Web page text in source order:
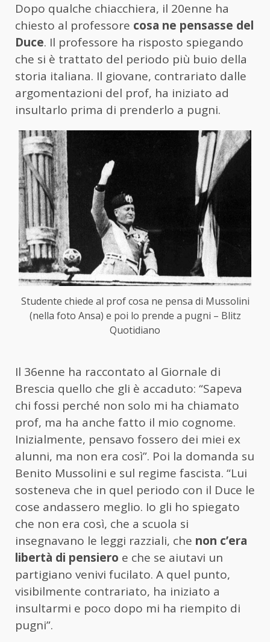
Dopo qualche chiacchiera, il 20enne ha
chiesto al professore cosa ne pensasse del
Duce. Il professore ha risposto spiegando
che si è trattato del periodo più buio della
storia italiana. Il giovane, contrariato dalle
argomentazioni del prof, ha iniziato ad
insultarlo prima di prenderlo a pugni.
Studente chiede al prof cosa ne pensa di Mussolini
(nella foto Ansa) e poi lo prende a pugni – Blitz
Quotidiano
Il 36enne ha raccontato al Giornale di
Brescia quello che gli è accaduto: “Sapeva
chi fossi perché non solo mi ha chiamato
prof, ma ha anche fatto il mio cognome.
Inizialmente, pensavo fossero dei miei ex
alunni, ma non era così”. Poi la domanda su
Benito Mussolini e sul regime fascista. “Lui
sosteneva che in quel periodo con il Duce le
cose andassero meglio. Io gli ho spiegato
che non era così, che a scuola si
insegnavano le leggi razziali, che non c’era
libertà di pensiero e che se aiutavi un
partigiano venivi fucilato. A quel punto,
visibilmente contrariato, ha iniziato a
insultarmi e poco dopo mi ha riempito di
pugni”.